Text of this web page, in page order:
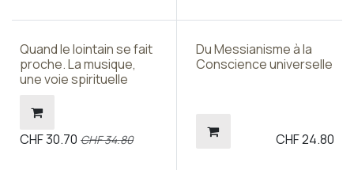
Quand le lointain se fait
proche. La musique,
une voie spirituelle
CHF30.70 CHF34.80
Du Messianisme à la
Conscience universelle
CHF24.80